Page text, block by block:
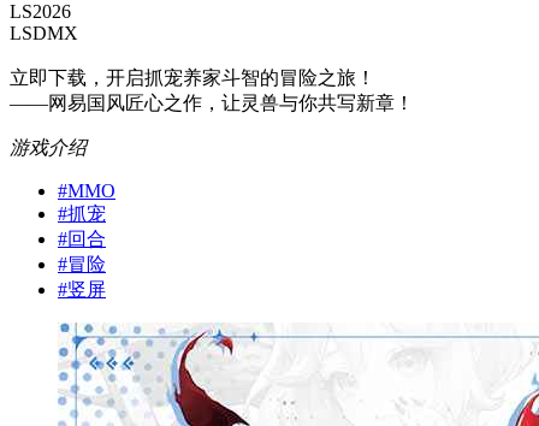
LS2026
LSDMX
立即下载，开启抓宠养家斗智的冒险之旅！
——网易国风匠心之作，让灵兽与你共写新章！
游戏介绍
#MMO
#抓宠
#回合
#冒险
#竖屏